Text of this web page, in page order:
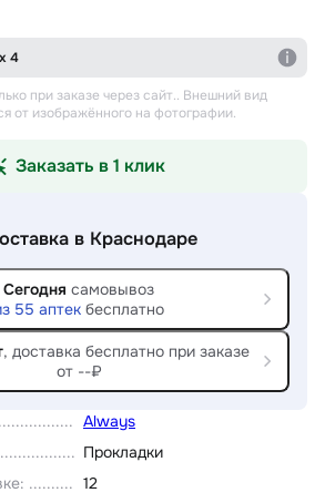
Always
Прокладки
:
12
4
при заказе через сайт.. Внешний вид
от изображённого на фотографии.
Заказать в 1 клик
в Краснодаре
Сегодня самовывоз
55 аптек бесплатно
, доставка бесплатно при заказе
от --₽